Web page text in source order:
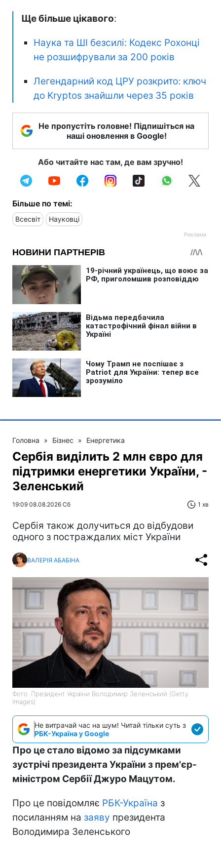
Ще більше цікавого:
Наука та ШІ безсилі: Кодекс Рохонці
не розшифрували за 200 років
Легендарний код ЦРУ розкрито: ключ
до Kryptos знайшли через 35 років
Не пропустіть головне! Підпишіться на
наші оновлення в Google!
Або читайте нас там, де вам зручно!
Більше по темі:
Всесвіт Науковці
Головна » Бізнес » Енергетика
Сербія виділить 2 млн євро для
підтримки енергетики України, -
Зеленський
19:09 08.08.2026 Сб 1 хв
Сербія також долучиться до відбудови
одного з постраждалих міст України
ВАЛЕРІЯ АБАБІНА
Фото: Президент України Володимир Зеленський (Getty
Images)
Не витрачай час на шум! Читай тільки суть з
РБК-Україна у Google
Про це стало відомо за підсумками
зустрічі президента України з прем'єр-
міністром Сербії Джуро Мацутом.
Про це повідомляє РБК-Україна з
посиланням на заяву президента
Володимира Зеленського